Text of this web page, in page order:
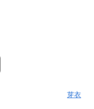
芽衣